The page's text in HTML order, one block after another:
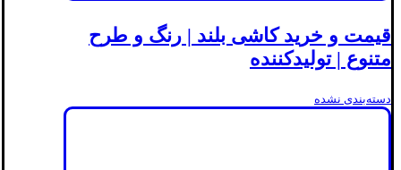
قیمت و خرید کاشی بلند | رنگ و طرح
متنوع | تولیدکننده
دسته‌بندی نشده